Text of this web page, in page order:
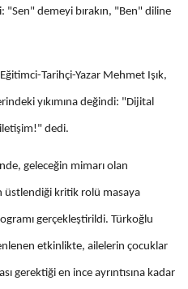
"Sen" demeyi bırakın, "Ben" diline
Tarihçi-Yazar Mehmet Işık,
yıkımına değindi: "Dijital
dedi.
geleceğin mimarı olan
üstlendiği kritik rolü masaya
gerçekleştirildi. Türkoğlu
etkinlikte, ailelerin çocuklar
gerektiği en ince ayrıntısına kadar